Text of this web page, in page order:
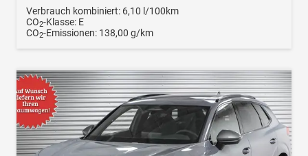
Verbrauch kombiniert: 6,10 l/100km
CO2-Klasse: E
CO2-Emissionen: 138,00 g/km